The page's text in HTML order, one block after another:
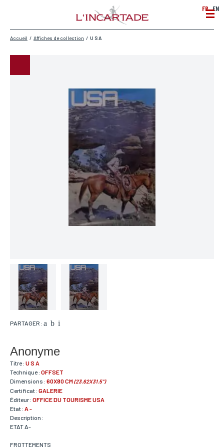
FR EN
Accueil / Affiches de collection / U S A
PARTAGER :
Anonyme
Titre : U S A
Technique : OFFSET
Dimensions : 60X80 CM(23.62X31.5")
Certificat : GALERIE
Éditeur : OFFICE DU TOURISME USA
Etat : A -
Description :
ETAT A-
FROTTEMENTS